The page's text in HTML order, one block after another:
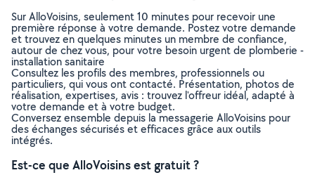
Sur AlloVoisins, seulement 10 minutes pour recevoir une
première réponse à votre demande. Postez votre demande
et trouvez en quelques minutes un membre de confiance,
autour de chez vous, pour votre besoin urgent de plomberie -
installation sanitaire
Consultez les profils des membres, professionnels ou
particuliers, qui vous ont contacté. Présentation, photos de
réalisation, expertises, avis : trouvez l'offreur idéal, adapté à
votre demande et à votre budget.
Conversez ensemble depuis la messagerie AlloVoisins pour
des échanges sécurisés et efficaces grâce aux outils
intégrés.
Est-ce que AlloVoisins est gratuit ?